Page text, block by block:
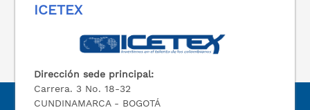
ICETEX
Dirección sede principal:
Carrera. 3 No. 18-32
CUNDINAMARCA - BOGOTÁ